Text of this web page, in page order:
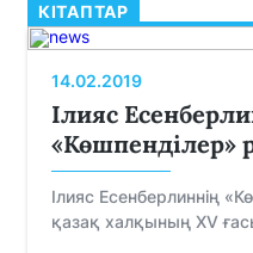
КІТАПТАР
14.02.2019
Ілияс
«Көшпенділер»
Ілияс Есенберлиннің
қазақ халқының XV